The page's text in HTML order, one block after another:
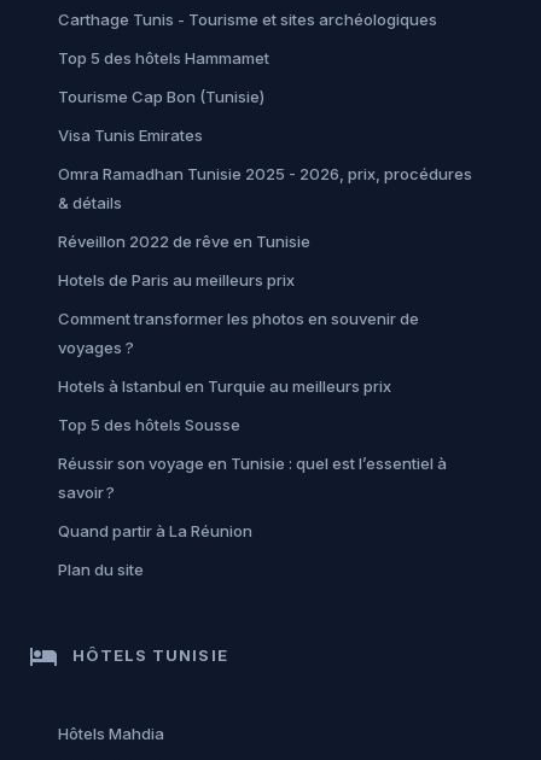
Carthage Tunis - Tourisme et sites archéologiques
Top 5 des hôtels Hammamet
Tourisme Cap Bon (Tunisie)
Visa Tunis Emirates
Omra Ramadhan Tunisie 2025 - 2026, prix, procédures
& détails
Réveillon 2022 de rêve en Tunisie
Hotels de Paris au meilleurs prix
Comment transformer les photos en souvenir de
voyages ?
Hotels à Istanbul en Turquie au meilleurs prix
Top 5 des hôtels Sousse
Réussir son voyage en Tunisie : quel est l’essentiel à
savoir ?
Quand partir à La Réunion
Plan du site
hotel HÔTELS TUNISIE
Hôtels Mahdia